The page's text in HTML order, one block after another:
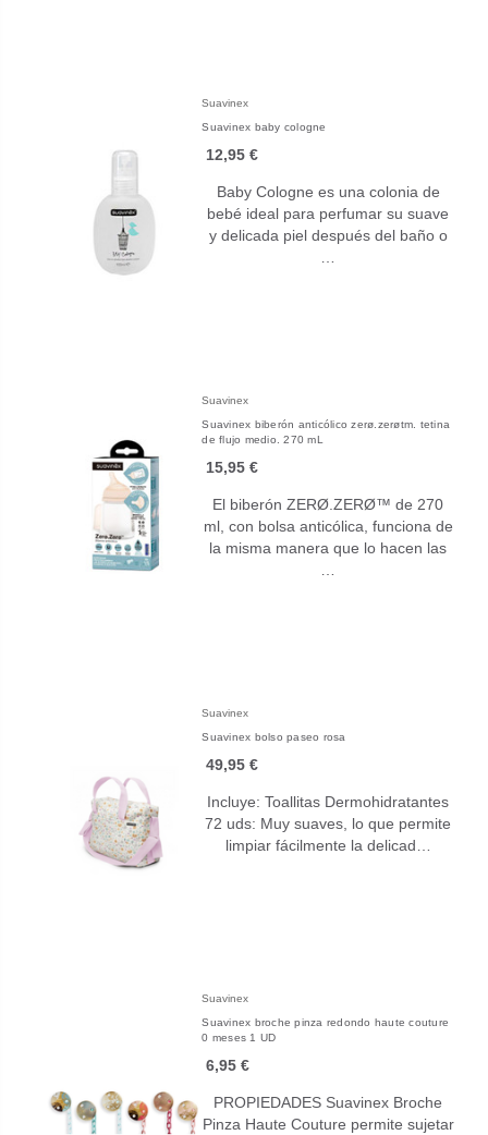
Suavinex
Suavinex baby cologne
12,95 €
Baby Cologne es una colonia de
bebé ideal para perfumar su suave
y delicada piel después del baño o
Suavinex
Suavinex biberón anticólico zerø.zerøtm. tetina
de flujo medio. 270 mL
15,95 €
El biberón ZERØ.ZERØ™ de 270
ml, con bolsa anticólica, funciona de
la misma manera que lo hacen las
Suavinex
Suavinex bolso paseo rosa
49,95 €
Incluye: Toallitas Dermohidratantes
72 uds: Muy suaves, lo que permite
limpiar fácilmente la delicad…
Suavinex
Suavinex broche pinza redondo haute couture
0 meses 1 UD
6,95 €
PROPIEDADES Suavinex Broche
Pinza Haute Couture permite sujetar